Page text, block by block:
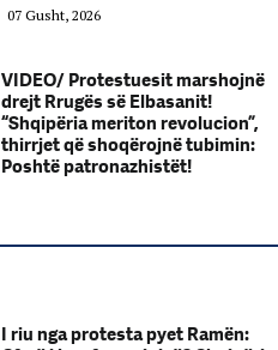
07 Gusht, 2026
VIDEO/ Protestuesit marshojnë
drejt Rrugës së Elbasanit!
“Shqipëria meriton revolucion”,
thirrjet që shoqërojnë tubimin:
Poshtë patronazhistët!
I riu nga protesta pyet Ramën: